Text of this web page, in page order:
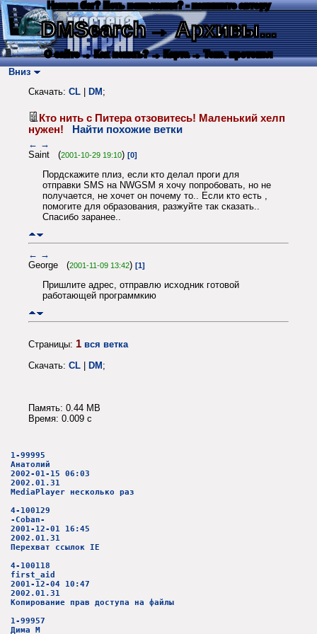
Нашли баг? Есть пожелания? - напишите автору
DMSearch→ Архивы...
О сайте → Как искать? → Карта → Текс. протокол
Вниз
Скачать: CL DM ;
Кто нить с Питера отзовитесь! Маленький хелп
нужен!
Найти похожие ветки
← →
Saint (2001-10-29 19:10) [0]
Пордскажите плиз, если кто делал проги для
отправки SMS на NWGSM я хочу попробовать, но не
получается, не хочет он почему то.. Если кто есть ,
помогите для образования, разжуйте так сказать..
Спасибо заранее..
← →
George (2001-11-09 13:42) [1]
Пришлите адрес, отправлю исходник готовой
работающей программкию
Страницы: 1 вся ветка
Скачать: CL DM ;
Память: 0.44 MB
Время: 0.009 c
1-99995
Анатолий
2002-01-15 06:03
2002.01.31
MediaPlayer несколько раз
4-100129
-Coban-
2001-12-01 16:45
2002.01.31
Перехват ссылок IE
4-100118
first_aid
2001-12-04 10:47
2002.01.31
Копирование прав доступа на файлы
1-99957
Дима М